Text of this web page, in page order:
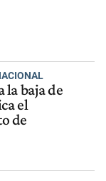
la baja de
el
de